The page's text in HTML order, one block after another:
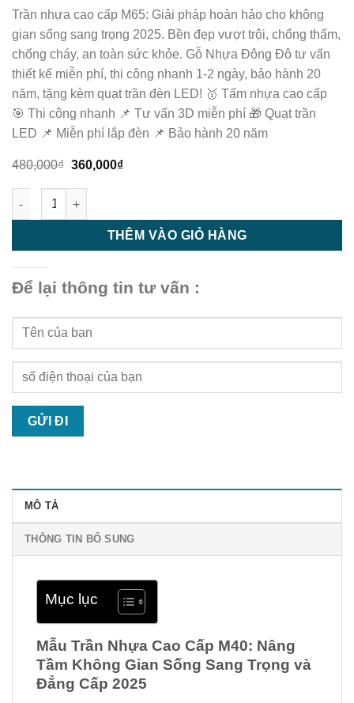
Trần nhựa cao cấp M65: Giải pháp hoàn hảo cho không
gian sống sang trọng 2025. Bền đẹp vượt trội, chống thấm,
chống cháy, an toàn sức khỏe. Gỗ Nhựa Đông Đô tư vấn
thiết kế miễn phí, thi công nhanh 1-2 ngày, bảo hành 20
năm, tặng kèm quạt trần đèn LED! 🥇 Tấm nhựa cao cấp
🎯 Thi công nhanh 📌 Tư vấn 3D miễn phí 🎁 Quạt trần
LED 📌 Miễn phí lắp đèn 📌 Bảo hành 20 năm
480,000₫ Giá
là:
480,000₫.
360,000₫Giá
Mẫu Trần Nhựa Cao Cấp M40 – Bền Đẹp, Sang Trọng, Miễn
THÊM VÀO GIỎ HÀNG
Để lại thông tin tư vấn :
MÔ TẢ
THÔNG TIN BỔ SUNG
Mục lục
Mẫu Trần Nhựa Cao Cấp M40: Nâng
Tầm Không Gian Sống Sang Trọng và
Đẳng Cấp 2025